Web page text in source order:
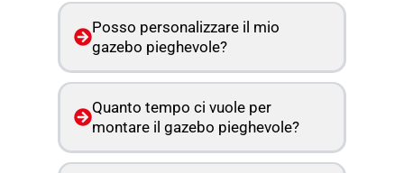
Posso personalizzare il mio
gazebo pieghevole?
Quanto tempo ci vuole per
montare il gazebo pieghevole?